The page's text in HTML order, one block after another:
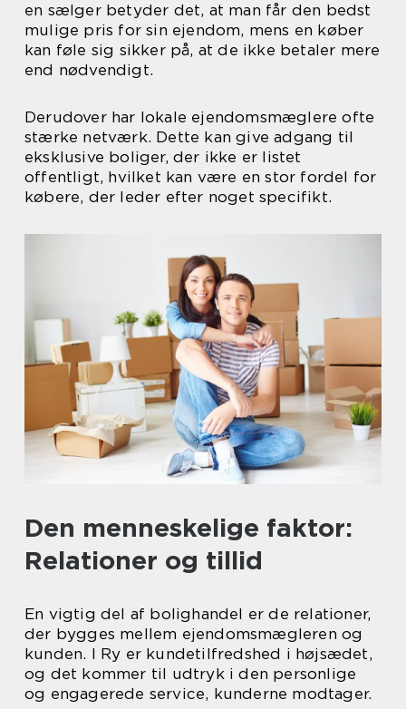
en sælger betyder det, at man får den bedst
mulige pris for sin ejendom, mens en køber
kan føle sig sikker på, at de ikke betaler mere
end nødvendigt.
Derudover har lokale ejendomsmæglere ofte
stærke netværk. Dette kan give adgang til
eksklusive boliger, der ikke er listet
offentligt, hvilket kan være en stor fordel for
købere, der leder efter noget specifikt.
Den menneskelige faktor:
Relationer og tillid
En vigtig del af bolighandel er de relationer,
der bygges mellem ejendomsmægleren og
kunden. I Ry er kundetilfredshed i højsædet,
og det kommer til udtryk i den personlige
og engagerede service, kunderne modtager.